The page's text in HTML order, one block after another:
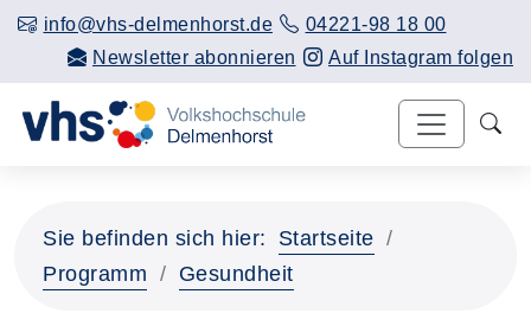
info@vhs-delmenhorst.de
04221-98 18 00
Newsletter abonnieren
Auf Instagram folgen
Sie befinden sich hier:
Startseite
Programm
Gesundheit